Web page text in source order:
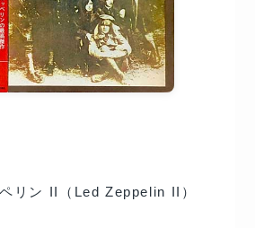
リン II（Led Zeppelin II）